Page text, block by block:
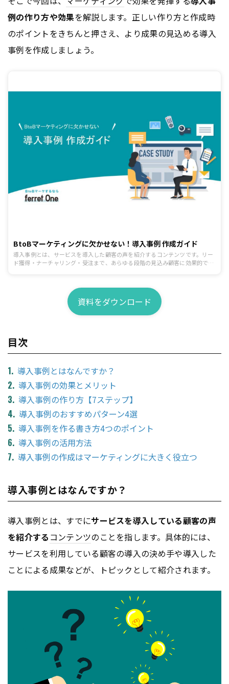
例の作り方や効果を解説します。正しい作り方と作成時
のポイントをきちんと押さえ、より成果の見込める導入
事例を作成しましょう。
BtoBマーケティングに欠かせない！導入事例 作成ガイド
導入事例とは、サービスを導入した顧客の声を紹介するコンテンツです。リー
ド獲得・ナーチャリング・受注まで、あらゆる段階の見込み顧客に効果的であ
な部分から、「社内や顧客の協力を得られない」といった、よくある悩みに対
する解決策も網羅しました。資料をダウンロード
目次
導入事例とはなんですか？
導入事例の効果とメリット
導入事例の作り方【7ステップ】
導入事例のおすすめパターン4選
導入事例を作る書き方4つのポイント
導入事例の活用方法
導入事例の作成はマーケティングに大きく役立つ
導入事例とはなんですか？
導入事例とは、すでにサービスを導入している顧客の声
を紹介する コンテンツのことを指します。具体的には、
サービスを利用している顧客の導入の決め手や導入した
ことによる成果などが、トピックとして紹介されます。